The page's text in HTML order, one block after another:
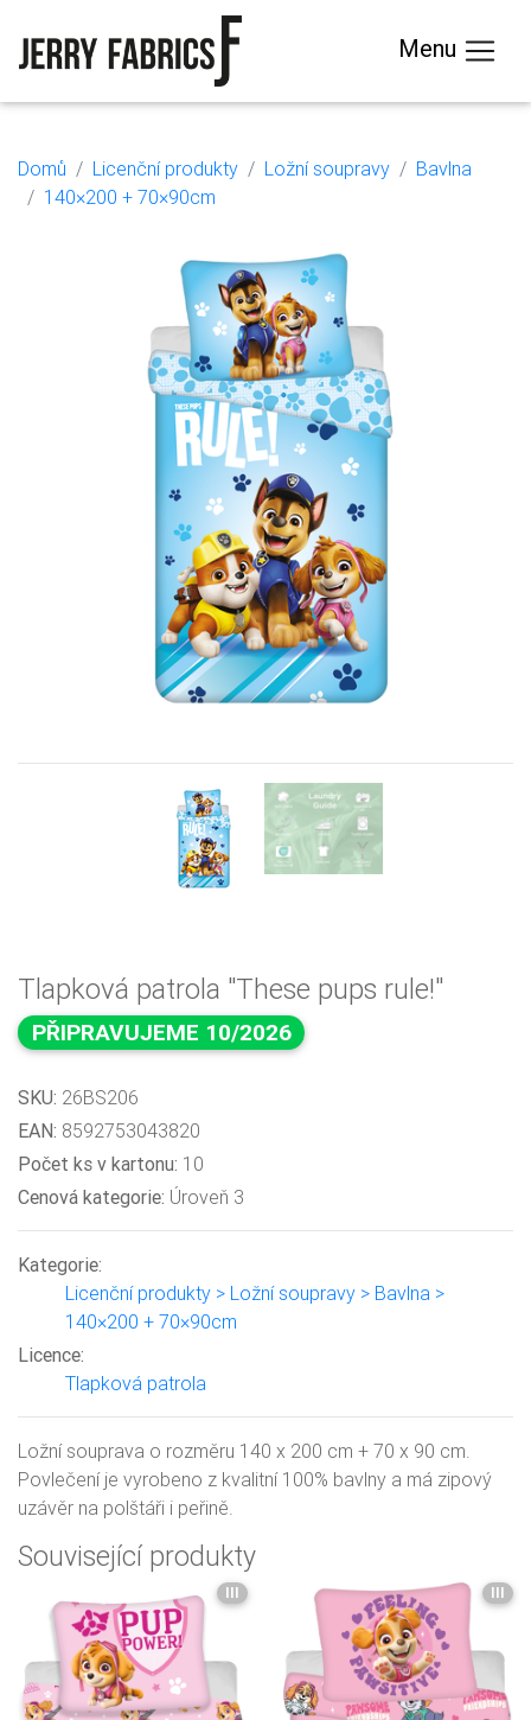
Menu
Domů Licenční produkty Ložní soupravy
Bavlna
140×200 + 70×90cm
Tlapková patrola "These pups rule!"
PŘIPRAVUJEME 10/2026
SKU: 26BS206
EAN: 8592753043820
Počet ks v kartonu: 10
Cenová kategorie: Úroveň 3
Kategorie:
Licenční produkty > Ložní soupravy > Bavlna >
140×200 + 70×90cm
Licence:
Tlapková patrola
Ložní souprava o rozměru 140 x 200 cm + 70 x 90 cm.
Povlečení je vyrobeno z kvalitní 100% bavlny a má zipový
uzávěr na polštáři i peřině.
Související produkty
III III